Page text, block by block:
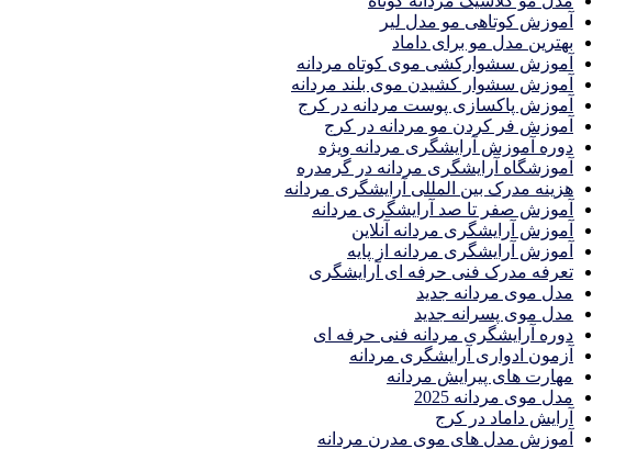
آموزش کوتاهی مو مدل لیر
بهترین مدل مو برای داماد
آموزش سشوارکشی موی کوتاه مردانه
آموزش سشوار کشیدن موی بلند مردانه
آموزش پاکسازی پوست مردانه در کرج
آموزش فر کردن مو مردانه در کرج
دوره آموزش آرایشگری مردانه ویژه
آموزشگاه آرایشگری مردانه در گرمدره
هزینه مدرک بین المللی آرایشگری مردانه
آموزش صفر تا صد آرایشگری مردانه
آموزش آرایشگری مردانه آنلاین
آموزش آرایشگری مردانه از پایه
تعرفه مدرک فنی حرفه ای آرایشگری
مدل موی مردانه جدید
مدل موی پسرانه جدید
دوره آرایشگری مردانه فنی حرفه ای
آزمون ادواری آرایشگری مردانه
مهارت های پیرایش مردانه
مدل موی مردانه 2025
آرایش داماد در کرج
آموزش مدل های موی مدرن مردانه